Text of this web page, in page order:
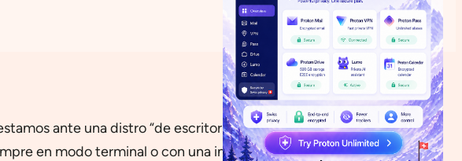
ante una distro “de escritorio” al uso, sino ante un sistema
en modo terminal o con una interfaz gráfica muy contenida.